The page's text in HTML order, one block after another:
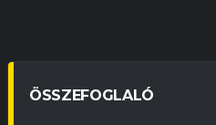
ÖSSZEFOGLALÓ